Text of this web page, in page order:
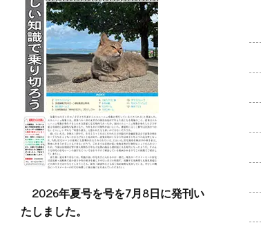
2026年夏号を号を7月8日に発刊い
たしました。